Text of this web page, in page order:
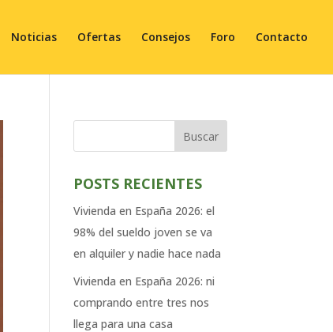
Noticias Ofertas Consejos Foro Contacto
Buscar
POSTS RECIENTES
Vivienda en España 2026: el
98% del sueldo joven se va
en alquiler y nadie hace nada
Vivienda en España 2026: ni
comprando entre tres nos
llega para una casa